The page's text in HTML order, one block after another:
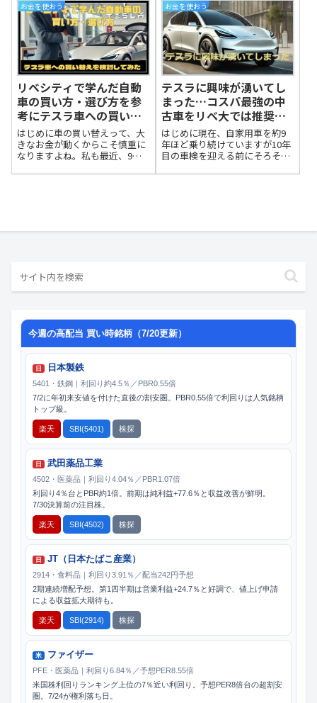
お金を使おう
リベシティで学んだ自動
車の買い方・選び方を参
考にテスラ車への買い替
えを検討してみた
はじめに車の買い替えって、大
きなお金が動くからこそ慎重に
なりますよね。私も最近、9年
超え、修理費が増えてきたので
お金を使おう
テスラに興味が湧いてし
まった…コスパ最強の中
古車をリベ大では推奨し
てても
はじめに現在、自家用車を約9
年ほど乗り続けていますが10年
目の車検を迎える前にそろそろ
たこともあり、リベ大で紹介さ
今週の高配当 買い時銘柄（7/20更新）
日 日本製鉄
5401・鉄鋼｜利回り約4.5％／PBR0.55倍
7/2に年初来安値を付けた直後の割安圏。PBR0.55倍で利回りは人気銘柄
トップ級。
楽天 SBI(5401) 株探
日 武田薬品工業
4502・医薬品｜利回り4.04％／PBR1.07倍
利回り4％台とPBR約1倍。前期は純利益+77.6％と収益改善が鮮明。
7/30決算前の注目株。
楽天 SBI(4502) 株探
日 JT（日本たばこ産業）
2914・食料品｜利回り3.91％／配当242円予想
2期連続増配予想。第1四半期は営業利益+24.7％と好調で、値上げ申請
による収益拡大期待も。
楽天 SBI(2914) 株探
米 ファイザー
PFE・医薬品｜利回り6.84％／予想PER8.55倍
米国株利回りランキング上位の7％近い利回り。予想PER8倍台の超割安
圏。7/24が権利落ち日。